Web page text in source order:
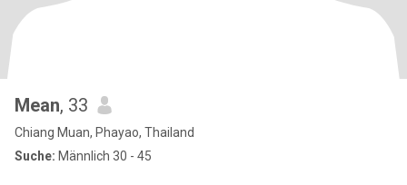
Mean, 33
Chiang Muan, Phayao, Thailand
Suche: Männlich 30 - 45